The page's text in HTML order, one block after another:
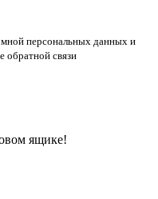
персональных данных и
обратной связи
ящике!